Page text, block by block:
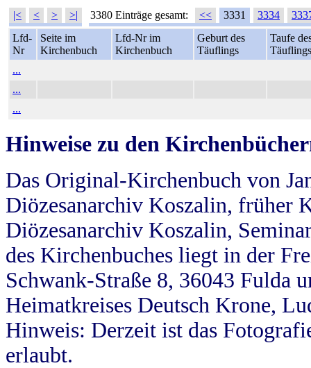
|< < > >| 3380 Einträge gesamt: << 3331 3334
Lfd-
Nr
Seite im
Kirchenbuch
Lfd-Nr im
Kirchenbuch
Geburt des
Täuflings
Taufe
Täuflings
...
...
...
Hinweise zu den
Das Original-Kirchenbuch von
Diözesanarchiv Koszalin, früher
Diözesanarchiv Koszalin,
des Kirchenbuches liegt in der
Schwank-Straße 8, 36043 Fulda
Heimatkreises Deutsch Krone,
Hinweis: Derzeit ist das
erlaubt.